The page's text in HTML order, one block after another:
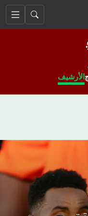
الأرشيف